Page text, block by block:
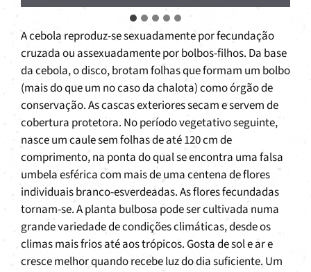
A cebola reproduz-se sexuadamente por fecundação
cruzada ou assexuadamente por bolbos-filhos. Da base
da cebola, o disco, brotam folhas que formam um bolbo
(mais do que um no caso da chalota) como órgão de
conservação. As cascas exteriores secam e servem de
cobertura protetora. No período vegetativo seguinte,
nasce um caule sem folhas de até 120 cm de
comprimento, na ponta do qual se encontra uma falsa
umbela esférica com mais de uma centena de flores
individuais branco-esverdeadas. As flores fecundadas
tornam-se. A planta bulbosa pode ser cultivada numa
grande variedade de condições climáticas, desde os
climas mais frios até aos trópicos. Gosta de sol e ar e
cresce melhor quando recebe luz do dia suficiente. Um